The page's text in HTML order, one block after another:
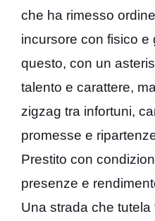
che ha rimesso
incursore con fisico e
questo, con un
talento e carattere,
zigzag tra infortuni,
promesse e
Prestito con
presenze e
Una strada che